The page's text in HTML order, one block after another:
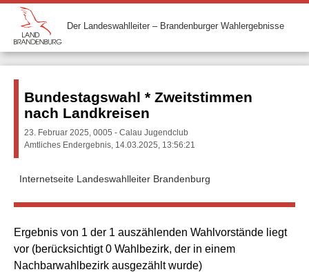
Der Landeswahlleiter – Brandenburger Wahlergebnisse
Bundestagswahl * Zweitstimmen
nach Landkreisen
23. Februar 2025, 0005 - Calau Jugendclub
Amtliches Endergebnis, 14.03.2025, 13:56:21
Internetseite Landeswahlleiter Brandenburg
Ergebnis von 1 der 1 auszählenden Wahlvorstände liegt
vor (berücksichtigt 0 Wahlbezirk, der in einem
Nachbarwahlbezirk ausgezählt wurde)